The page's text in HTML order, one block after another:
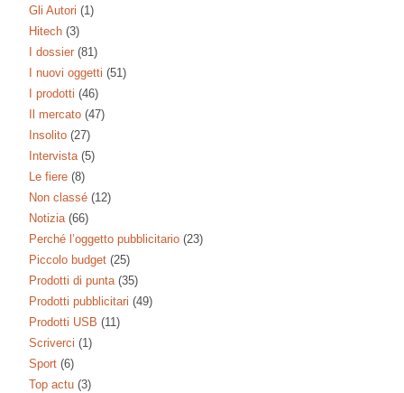
Gli Autori (1)
Hitech (3)
I dossier (81)
I nuovi oggetti (51)
I prodotti (46)
Il mercato (47)
Insolito (27)
Intervista (5)
Le fiere (8)
Non classé (12)
Notizia (66)
Perché l’oggetto pubblicitario (23)
Piccolo budget (25)
Prodotti di punta (35)
Prodotti pubblicitari (49)
Prodotti USB (11)
Scriverci (1)
Sport (6)
Top actu (3)